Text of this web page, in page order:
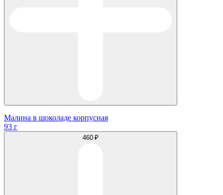
Малина в шоколаде корпусная
93 г
460 ₽